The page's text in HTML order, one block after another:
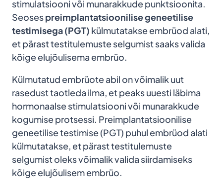
stimulatsiooni või munarakkude punktsioonita.
Seosespreimplantatsioonilise geneetilise
testimisega(PGT) külmutatakse embrüod alati,
et pärast testitulemuste selgumist saaks valida
kõige elujõulisema embrüo.
Külmutatud embrüote abil on võimalik uut
rasedust taotleda ilma, et peaks uuesti läbima
hormonaalse stimulatsiooni või munarakkude
kogumise protsessi. Preimplantatsioonilise
geneetilise testimise (PGT) puhul embrüod alati
külmutatakse, et pärast testitulemuste
selgumist oleks võimalik valida siirdamiseks
kõige elujõulisem embrüo.